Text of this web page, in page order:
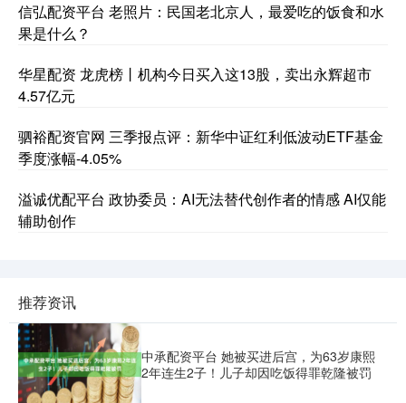
信弘配资平台 老照片：民国老北京人，最爱吃的饭食和水
果是什么？
华星配资 龙虎榜丨机构今日买入这13股，卖出永辉超市
4.57亿元
驷裕配资官网 三季报点评：新华中证红利低波动ETF基金
季度涨幅-4.05%
溢诚优配平台 政协委员：AI无法替代创作者的情感 AI仅能
辅助创作
推荐资讯
中承配资平台 她被买进后宫，为63岁康熙
2年连生2子！儿子却因吃饭得罪乾隆被罚